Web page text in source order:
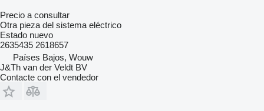
Precio a consultar
Otra pieza del sistema eléctrico
Estado nuevo
2635435 2618657
Países Bajos, Wouw
J&Th van der Veldt BV
Contacte con el vendedor